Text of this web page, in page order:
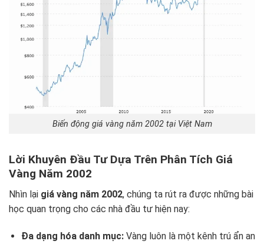
Biến động giá vàng năm 2002 tại Việt Nam
Lời Khuyên Đầu Tư Dựa Trên Phân Tích Giá
Vàng Năm 2002
Nhìn lại giá vàng năm 2002, chúng ta rút ra được những bài
học quan trọng cho các nhà đầu tư hiện nay:
Đa dạng hóa danh mục:Vàng luôn là một kênh trú ẩn an